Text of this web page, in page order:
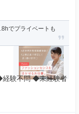
でプライベートも
験不問 ◆未経験者